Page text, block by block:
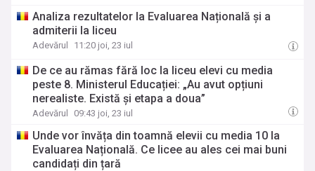
Analiza rezultatelor la Evaluarea Națională și a
admiterii la liceu
Adevărul 11:20 joi, 23 iul
De ce au rămas fără loc la liceu elevi cu media
peste 8. Ministerul Educației: „Au avut opțiuni
nerealiste. Există și etapa a doua”
Adevărul 09:43 joi, 23 iul
Unde vor învăța din toamnă elevii cu media 10 la
Evaluarea Națională. Ce licee au ales cei mai buni
candidați din țară